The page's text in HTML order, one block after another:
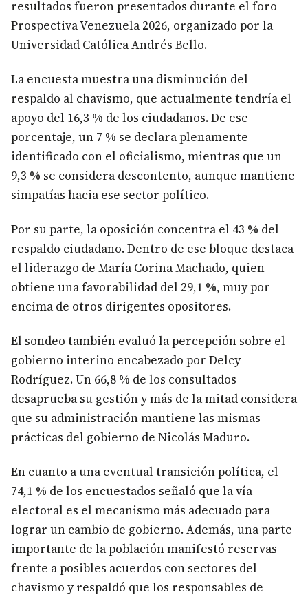
resultados fueron presentados durante el foro
Prospectiva Venezuela 2026, organizado por la
Universidad Católica Andrés Bello.
La encuesta muestra una disminución del
respaldo al chavismo, que actualmente tendría el
apoyo del 16,3 % de los ciudadanos. De ese
porcentaje, un 7 % se declara plenamente
identificado con el oficialismo, mientras que un
9,3 % se considera descontento, aunque mantiene
simpatías hacia ese sector político.
Por su parte, la oposición concentra el 43 % del
respaldo ciudadano. Dentro de ese bloque destaca
el liderazgo de María Corina Machado, quien
obtiene una favorabilidad del 29,1 %, muy por
encima de otros dirigentes opositores.
El sondeo también evaluó la percepción sobre el
gobierno interino encabezado por Delcy
Rodríguez. Un 66,8 % de los consultados
desaprueba su gestión y más de la mitad considera
que su administración mantiene las mismas
prácticas del gobierno de Nicolás Maduro.
En cuanto a una eventual transición política, el
74,1 % de los encuestados señaló que la vía
electoral es el mecanismo más adecuado para
lograr un cambio de gobierno. Además, una parte
importante de la población manifestó reservas
frente a posibles acuerdos con sectores del
chavismo y respaldó que los responsables de